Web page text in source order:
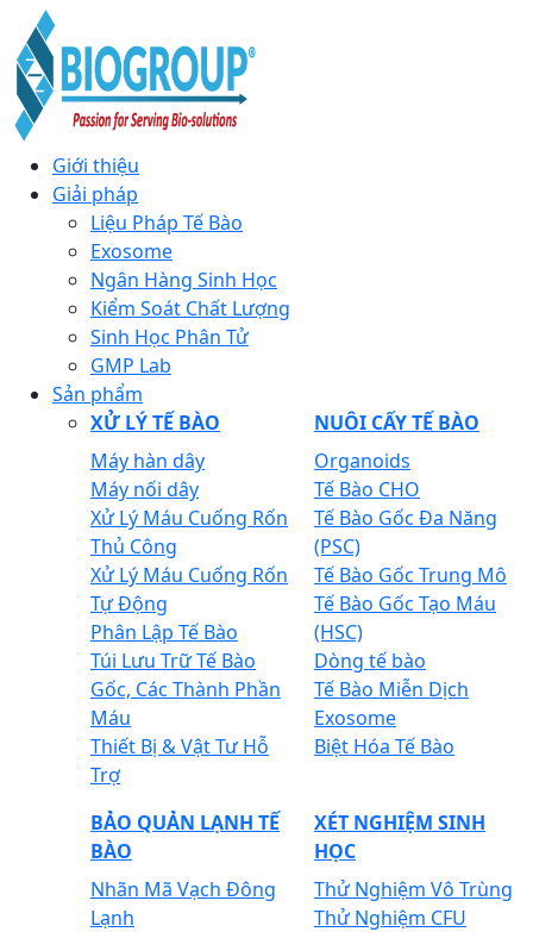
Giới thiệu
Giải pháp
Liệu Pháp Tế Bào
Exosome
Ngân Hàng Sinh Học
Kiểm Soát Chất Lượng
Sinh Học Phân Tử
GMP Lab
Sản phẩm
XỬ LÝ TẾ BÀO
Máy hàn dây
Máy nối dây
Xử Lý Máu Cuống Rốn
Thủ Công
Xử Lý Máu Cuống Rốn
Tự Động
Phân Lập Tế Bào
Túi Lưu Trữ Tế Bào
Gốc, Các Thành Phần
Máu
Thiết Bị & Vật Tư Hỗ
Trợ
NUÔI CẤY TẾ BÀO
Organoids
Tế Bào CHO
Tế Bào Gốc Đa Năng
(PSC)
Tế Bào Gốc Trung Mô
Tế Bào Gốc Tạo Máu
(HSC)
Dòng tế bào
Tế Bào Miễn Dịch
Exosome
Biệt Hóa Tế Bào
BẢO QUẢN LẠNH TẾ
BÀO
Nhãn Mã Vạch Đông
Lạnh
XÉT NGHIỆM SINH
HỌC
Thử Nghiệm Vô Trùng
Thử Nghiệm CFU